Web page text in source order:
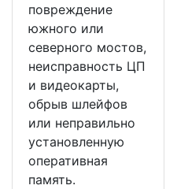
повреждение
южного или
северного мостов,
неисправность ЦП
и видеокарты,
обрыв шлейфов
или неправильно
установленную
оперативная
память.